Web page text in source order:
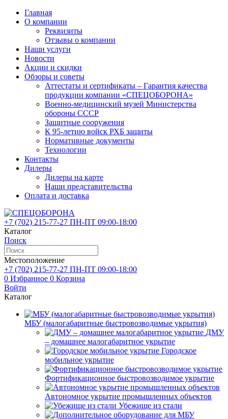
Главная
О компании
Реквизиты
Отзывы о компании
Наши услуги
Новости
Акции и скидки
Обзоры и советы
Аттестаты и сертификаты – Гарантия качества
продукции компании «СПЕЦОБОРОНА»
Военно-медицинский музей Министерства
обороны СССР
Защитные сооружения
К 95-летию войск РХБ защиты
Нормативные документы
Технологии
Контакты
Дилеры
Дилеры на карте
Наши представительства
Оплата и доставка
+7 (702) 215-77-27 ПН-ПТ 09:00-18:00
Каталог
Поиск
Местоположение
+7 (702) 215-77-27 ПН-ПТ 09:00-18:00
0 Избранное 0 Корзина
Войти
Каталог
МБУ (малогабаритные быстровозводимые укрытия)
ДМУ
– домашнее малогабаритное укрытие
Городское
мобильное укрытие
Фортификационное быстровозводимое укрытие
Автономное укрытие промышленных объектов
Убежище из стали